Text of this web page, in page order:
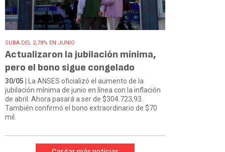
SUBA DEL 2,78% EN JUNIO
Actualizaron la jubilación mínima,
pero el bono sigue congelado
30/05 | La ANSES oficializó el aumento de la
jubilación mínima de junio en línea con la inflación
de abril. Ahora pasará a ser de $304.723,93.
También confirmó el bono extraordinario de $70
mil.